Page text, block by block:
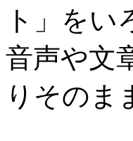
ト」を
音声や文
りそのま